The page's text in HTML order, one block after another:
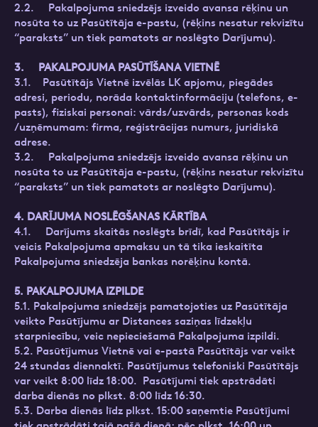
2.2. Pakalpojuma sniedzējs izveido avansa rēķinu un
nosūta to uz Pasūtītāja e-pastu, (rēķins nesatur rekvizītu
“paraksts” un tiek pamatots ar noslēgto Darījumu).
3. PAKALPOJUMA PASŪTĪŠANA VIETNĒ
3.1. Pasūtītājs Vietnē izvēlās LK apjomu, piegādes
adresi, periodu, norāda kontaktinformāciju (telefons, e-
pasts), fiziskai personai: vārds/uzvārds, personas kods
/uzņēmumam: firma, reģistrācijas numurs, juridiskā
adrese.
3.2. Pakalpojuma sniedzējs izveido avansa rēķinu un
nosūta to uz Pasūtītāja e-pastu, (rēķins nesatur rekvizītu
“paraksts” un tiek pamatots ar noslēgto Darījumu).
4. DARĪJUMA NOSLĒGŠANAS KĀRTĪBA
4.1. Darījums skaitās noslēgts brīdī, kad Pasūtītājs ir
veicis Pakalpojuma apmaksu un tā tika ieskaitīta
Pakalpojuma sniedzēja bankas norēķinu kontā.
5. PAKALPOJUMA IZPILDE
5.1. Pakalpojuma sniedzējs pamatojoties uz Pasūtītāja
veikto Pasūtījumu ar Distances saziņas līdzekļu
starpniecību, veic nepieciešamā Pakalpojuma izpildi.
5.2. Pasūtījumus Vietnē vai e-pastā Pasūtītājs var veikt
24 stundas diennaktī. Pasūtījumus telefoniski Pasūtītājs
var veikt 8:00 līdz 18:00. Pasūtījumi tiek apstrādāti
darba dienās no plkst. 8:00 līdz 16:30.
5.3. Darba dienās līdz plkst. 15:00 saņemtie Pasūtījumi